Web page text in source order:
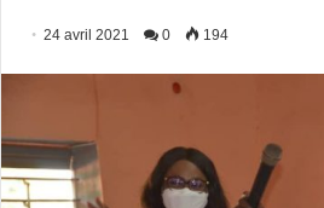
24 avril 2021 0 194